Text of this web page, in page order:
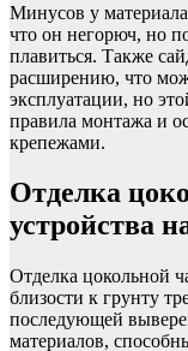
Минусов у
что он негорюч, но
плавиться. Также
расширению, что
эксплуатации, но
правила монтажа и
крепежами.
Отделка
устройства
Отделка цокольной
близости к грунту
последующей
материалов,